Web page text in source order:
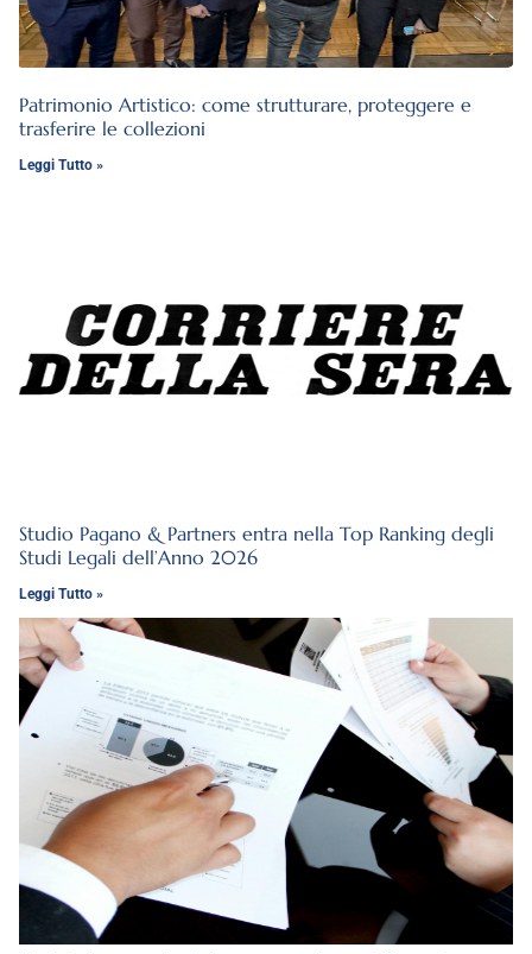
Patrimonio Artistico: come strutturare, proteggere e
trasferire le collezioni
Leggi Tutto »
Studio Pagano & Partners entra nella Top Ranking degli
Studi Legali dell’Anno 2026
Leggi Tutto »